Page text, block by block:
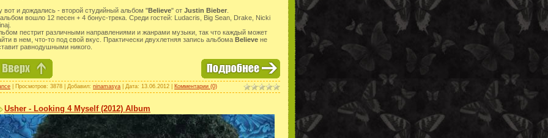
вот и дождались - второй студийный альбом "Believe" от Justin Bieber
вошло 12 песен + 4 бонус-трека. Среди гостей: Ludacris, Big Sean, Drake, Nicki
пестрит различными направлениями и жанрами музыки, так что каждый может
в нем, что-то под свой вкус. Практически двухлетняя запись альбома Believe не
равнодушными никого.
| Просмотров: 3878 | Добавил: ninamasya | Дата: 13.06.2012 Комментарии (0)
Usher - Looking 4 Myself (2012) Album